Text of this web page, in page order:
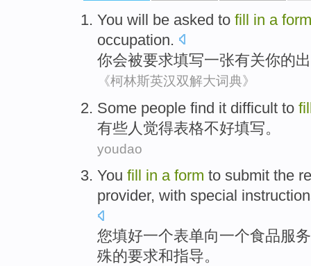
You will be asked to fill in a form
occupation.
你会被要求填写一张有关你的
《柯林斯英汉双解大词典》
Some people find it difficult to
有些 人 觉得表格不好填写。
youdao
You fill in a form to submit the
provider, with special
您填好一个表单向一个食品服务
殊的要求和指导。